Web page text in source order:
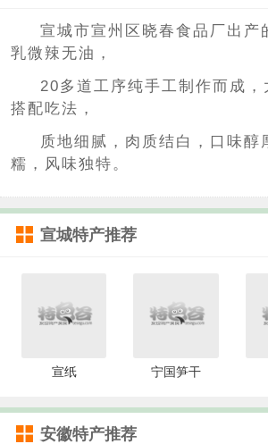
宣城市宣州区晓春食品厂出产
乳微辣无油，
20多道工序纯手工制作而成，
搭配吃法，
质地细腻，肉质结白，口味醇
糯，风味独特。
宣城特产推荐
宣纸 宁国笋干
安徽特产推荐